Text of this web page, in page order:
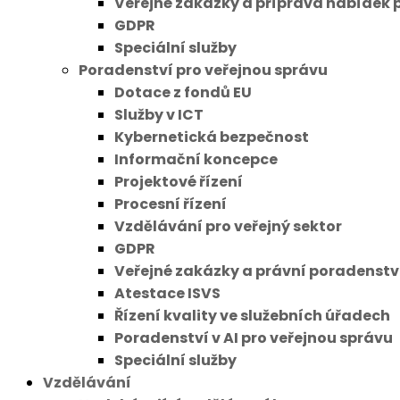
GDPR
Speciální služby
Poradenství pro veřejnou správu
Dotace z fondů EU
Služby v ICT
Kybernetická bezpečnost
Informační koncepce
Projektové řízení
Procesní řízení
Vzdělávání pro veřejný sektor
GDPR
Veřejné zakázky a právní
Atestace ISVS
Řízení kvality ve služebních úřadech
Poradenství v AI pro veřejnou správu
Speciální služby
Vzdělávání